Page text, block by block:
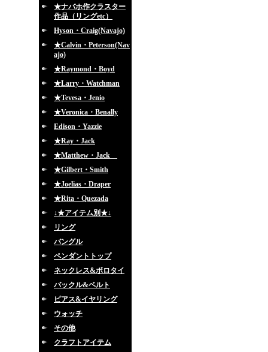
★ナバホ作クラスター
作品（リングetc）
Hyson・Craig(Navajo)
★Calvin・Peterson(Nav
ajo)
★Raymond・Boyd
★Larry・Watchman
★Tevesa・Jenio
★Veronica・Benally
Edison・Yazzie
★Ray・Jack
★Matthew・Jack
★Gilbert・Smith
★Joelias・Draper
★Rita・Quezada
↓★アイテム別★↓
リング
バングル
ペンダントトップ
ネックレス&ボロタイ
バックル&ベルト
ピアス&イヤリング
ウォッチ
その他
クラフトアイテム